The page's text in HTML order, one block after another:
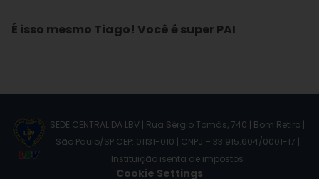
É isso mesmo Tiago! Você é super PAI
SEDE CENTRAL DA LBV | Rua Sérgio Tomás, 740 | Bom Retiro |
São Paulo/SP CEP: 01131-010 | CNPJ – 33.915.604/0001-17 |
Instituição isenta de impostos
Cookie Settings